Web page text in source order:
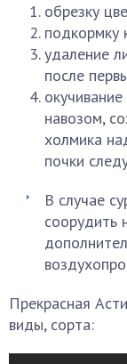
обрезку
подкормку
удаление
после
навозом,
холмика
почки
В случае
соорудить
Прекрасная
виды, сорта: